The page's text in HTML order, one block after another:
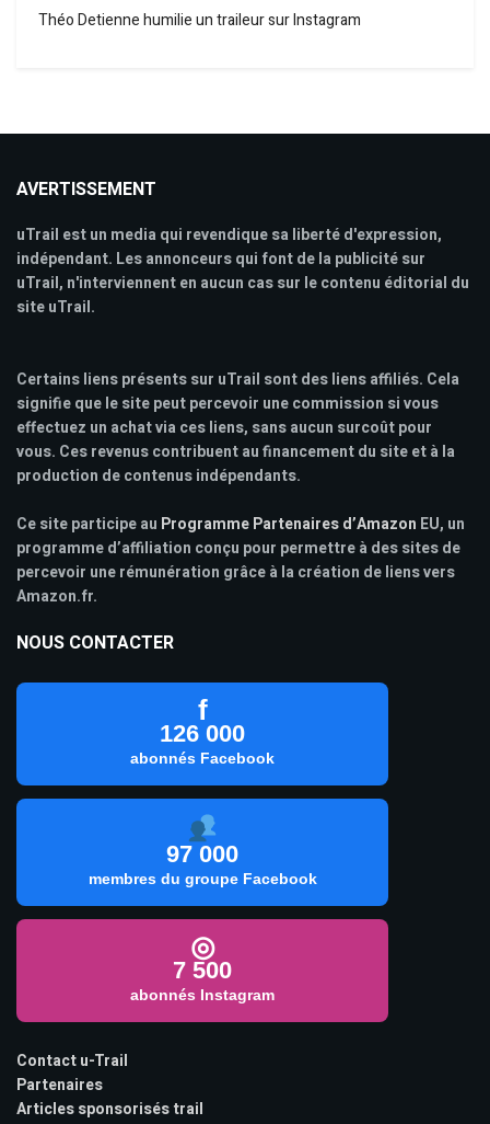
Théo Detienne humilie un traileur sur Instagram
AVERTISSEMENT
uTrail est un media qui revendique sa liberté d'expression,
indépendant. Les annonceurs qui font de la publicité sur
uTrail, n'interviennent en aucun cas sur le contenu éditorial du
site uTrail.
Certains liens présents sur uTrail sont des liens affiliés. Cela
signifie que le site peut percevoir une commission si vous
effectuez un achat via ces liens, sans aucun surcoût pour
vous. Ces revenus contribuent au financement du site et à la
production de contenus indépendants.
Ce site participe au Programme Partenaires d’Amazon EU, un
programme d’affiliation conçu pour permettre à des sites de
percevoir une rémunération grâce à la création de liens vers
Amazon.fr.
NOUS CONTACTER
f
126 000
abonnés Facebook
97 000
membres du groupe Facebook
◎
7 500
abonnés Instagram
Contact u-Trail
Partenaires
Articles sponsorisés trail